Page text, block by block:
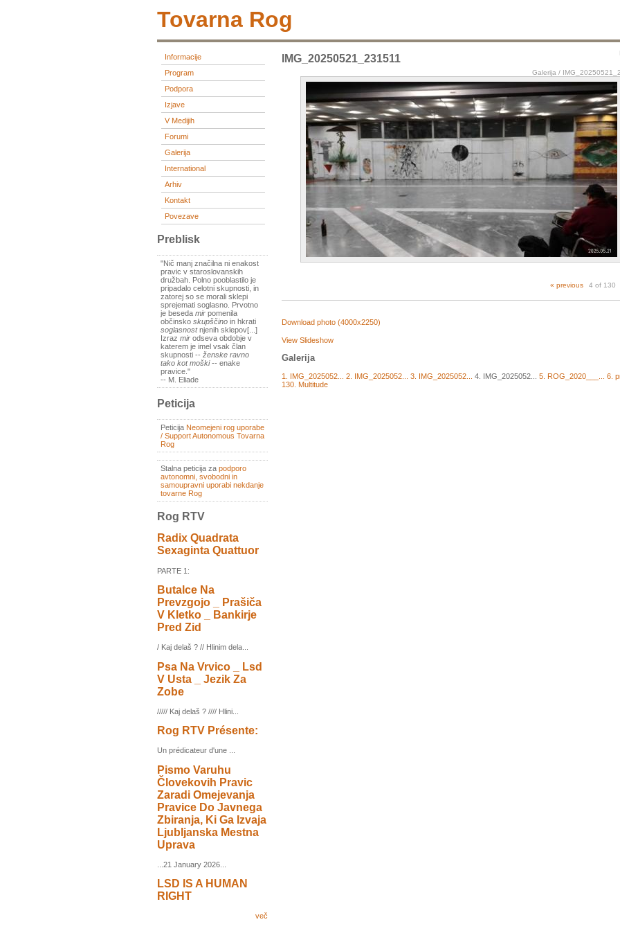
Tovarna Rog
Informacije
Program
Podpora
Izjave
V Medijih
Forumi
Galerija
International
Arhiv
Kontakt
Povezave
Preblisk
"Nič manj značilna ni enakost
pravic v staroslovanskih
družbah. Polno pooblastilo je
pripadalo celotni skupnosti, in
zatorej so se morali sklepi
sprejemati soglasno. Prvotno
je beseda mir pomenila
občinsko skupščino in hkrati
soglasnostnjenih sklepov[...]
Izraz mir odseva obdobje v
katerem je imel vsak član
skupnosti -- ženske ravno
tako kot moški-- enake
pravice."
-- M. Eliade
Peticija
Peticija Neomejeni rog uporabe
/ Support Autonomous Tovarna
Rog
Stalna peticija za podporo
avtonomni, svobodni in
samoupravni uporabi nekdanje
tovarne Rog
Rog RTV
Radix Quadrata
Sexaginta Quattuor
PARTE 1:
Butalce Na
Prevzgojo _ Prašiča
V Kletko _ Bankirje
Pred Zid
/ Kaj delaš ? // Hlinim dela...
Psa Na Vrvico _ Lsd
V Usta _ Jezik Za
Zobe
///// Kaj delaš ? //// Hlini...
Rog RTV Présente:
Un prédicateur d'une ...
Pismo Varuhu
Človekovih Pravic
Zaradi Omejevanja
Pravice Do Javnega
Zbiranja, Ki Ga Izvaja
Ljubljanska Mestna
Uprava
...21 January 2026...
LSD IS A HUMAN
RIGHT
več
IMG_20250521_231511
Galerija /
« previous 4 of 130
Download photo (4000x2250)
View Slideshow
Galerija
1. IMG_2025052... 2. IMG_2025052... 3. IMG_2025052... 4. IMG_2025052... 5. ROG_2020___... 6.
130. Multitude